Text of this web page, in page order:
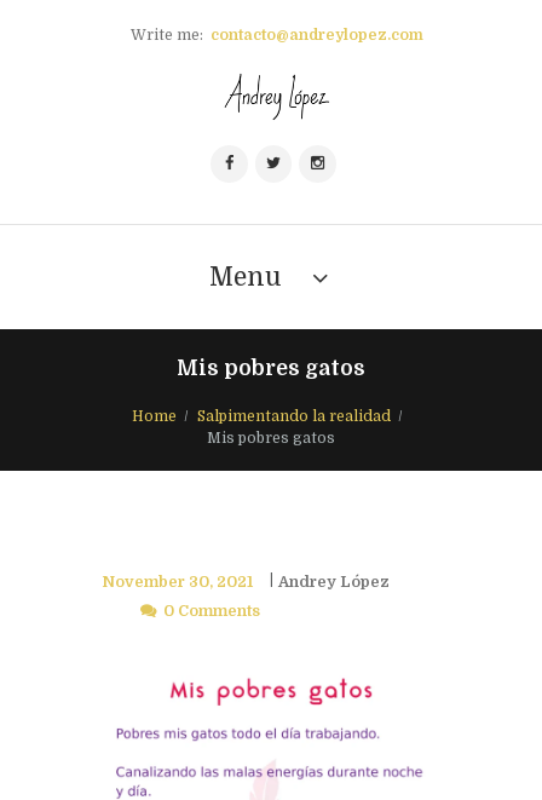
Write me: contacto@andreylopez.com
Menu
Mis pobres gatos
Home
Salpimentando la realidad
Mis pobres gatos
November 30, 2021
Andrey López
0 Comments